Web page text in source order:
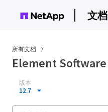
文档
所有文档
Element Software
版本
12.7